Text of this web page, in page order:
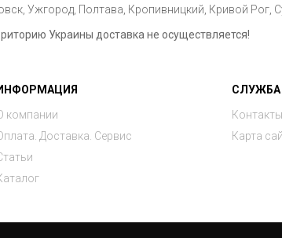
Ужгород, Полтава, Кропивницкий, Кривой Рог,
Украины доставка не осуществляется!
компании
Доставка. Сервис
Контакты
Карта